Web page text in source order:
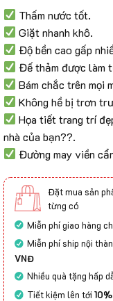
Thấm nước tốt.
Giặt nhanh khô.
Độ bền cao gấp
Đế thảm được làm
Bám chắc trên mọi
Không hề bị trơn
Họa tiết trang trí
nhà của bạn??.
Đường may viền
Đặt mua sản
từng có
Miễn phí giao hàng
Miễn phí ship nội
VNĐ
Nhiều quà tặng hấp
Tiết kiệm lên tới 10%